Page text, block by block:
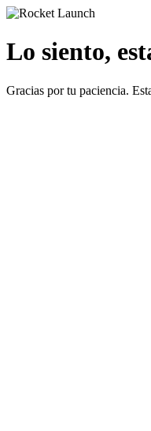
Lo siento,
Gracias por tu paciencia.